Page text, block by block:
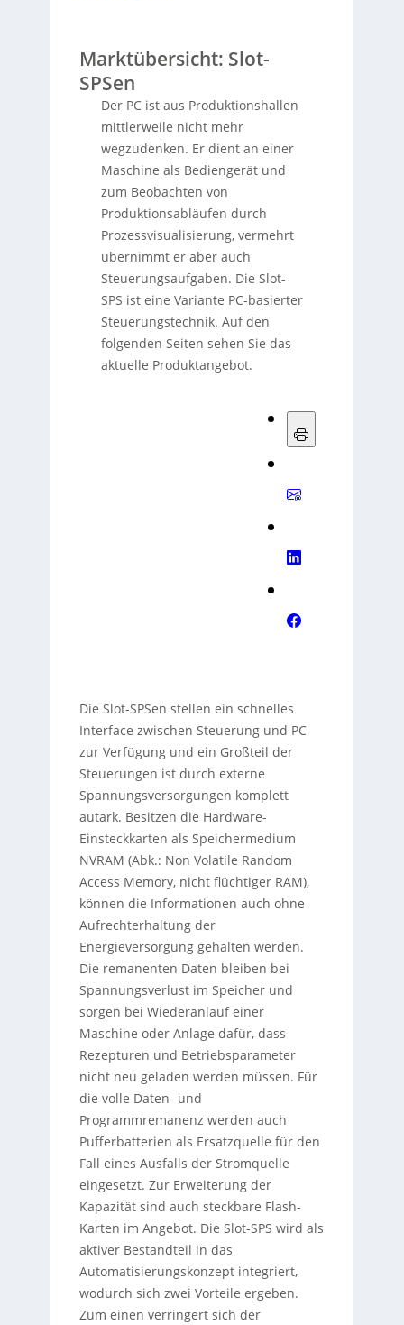
Marktübersicht: Slot-
SPSen
Der PC ist aus Produktionshallen
mittlerweile nicht mehr
wegzudenken. Er dient an einer
Maschine als Bediengerät und
zum Beobachten von
Produktionsabläufen durch
Prozessvisualisierung, vermehrt
übernimmt er aber auch
Steuerungsaufgaben. Die Slot-
SPS ist eine Variante PC-basierter
Steuerungstechnik. Auf den
folgenden Seiten sehen Sie das
aktuelle Produktangebot.
Die Slot-SPSen stellen ein schnelles
Interface zwischen Steuerung und PC
zur Verfügung und ein Großteil der
Steuerungen ist durch externe
Spannungsversorgungen komplett
autark. Besitzen die Hardware-
Einsteckkarten als Speichermedium
NVRAM (Abk.: Non Volatile Random
Access Memory, nicht flüchtiger RAM),
können die Informationen auch ohne
Aufrechterhaltung der
Energieversorgung gehalten werden.
Die remanenten Daten bleiben bei
Spannungsverlust im Speicher und
sorgen bei Wiederanlauf einer
Maschine oder Anlage dafür, dass
Rezepturen und Betriebsparameter
nicht neu geladen werden müssen. Für
die volle Daten- und
Programmremanenz werden auch
Pufferbatterien als Ersatzquelle für den
Fall eines Ausfalls der Stromquelle
eingesetzt. Zur Erweiterung der
Kapazität sind auch steckbare Flash-
Karten im Angebot. Die Slot-SPS wird als
aktiver Bestandteil in das
Automatisierungskonzept integriert,
wodurch sich zwei Vorteile ergeben.
Zum einen verringert sich der